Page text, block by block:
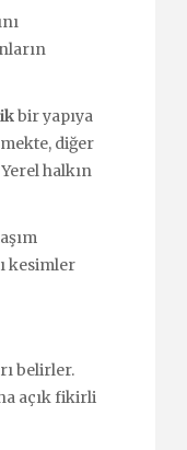
bir yapıya
diğer
halkın
kesimler
belirler.
açık fikirli